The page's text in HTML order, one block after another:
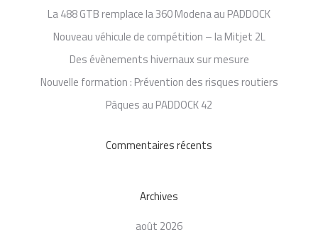
La 488 GTB remplace la 360 Modena au PADDOCK
Nouveau véhicule de compétition – la Mitjet 2L
Des évènements hivernaux sur mesure
Nouvelle formation : Prévention des risques routiers
Pâques au PADDOCK 42
Commentaires récents
Archives
août 2026